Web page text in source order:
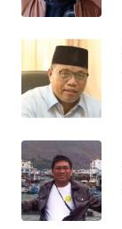
FORJASIDA
TAMBANG
NEWS
SITUNGIR
NEWS
SIDIKALANG